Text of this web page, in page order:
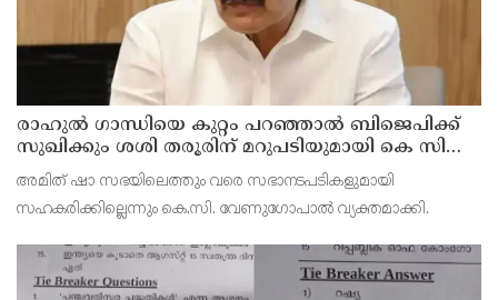
രാഹുല്‍ ഗാന്ധിയെ കുറ്റം പറഞ്ഞാല്‍ ബിജെപിക്ക്
സുഖിക്കും ശശി തരൂരിന് മറുപടിയുമായി കെ സി
വേണുഗോപാല്‍
അമിത് ഷാ സഭയിലെത്തും വരെ സഭാനടപടികളുമായി
സഹകരിക്കില്ലെന്നും കെ.സി. വേണുഗോപാല്‍ വ്യക്തമാക്കി.